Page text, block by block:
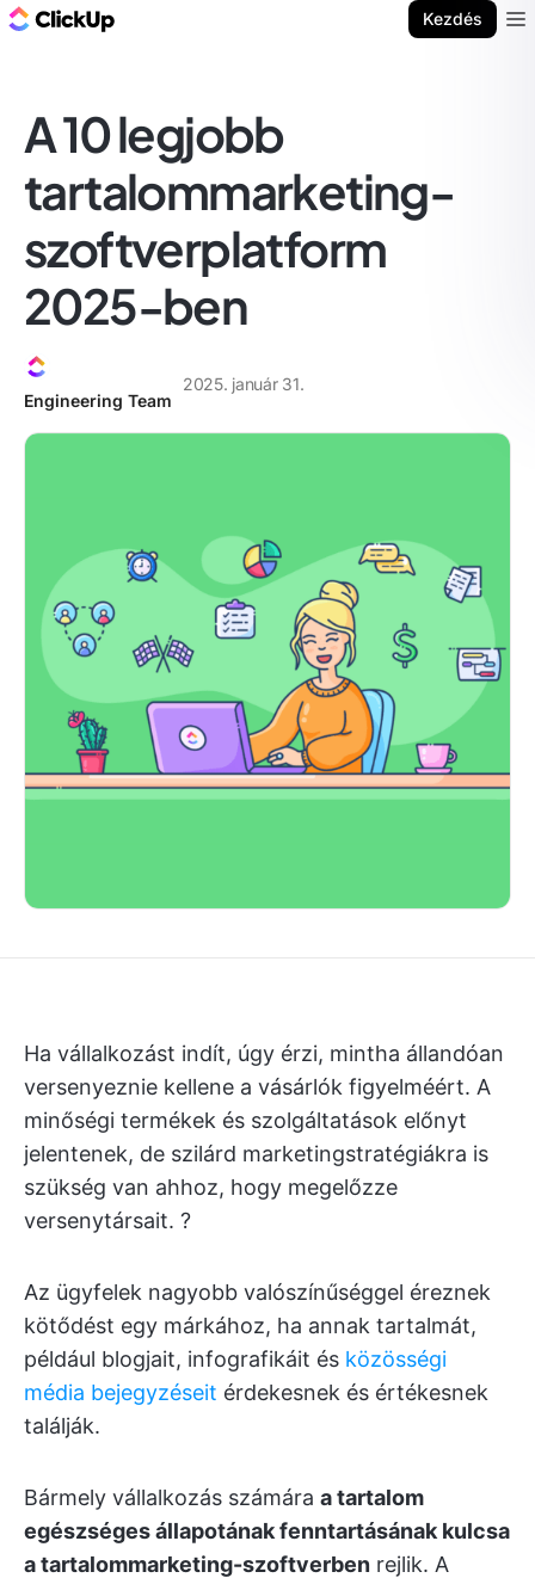
Kezdés
A 10 legjobb
tartalommarketing-
szoftverplatform
2025-ben
Engineering Team
2025. január 31.
Ha vállalkozást indít, úgy érzi, mintha állandóan
versenyeznie kellene a vásárlók figyelméért. A
minőségi termékek és szolgáltatások előnyt
jelentenek, de szilárd marketingstratégiákra is
szükség van ahhoz, hogy megelőzze
versenytársait. ?
Az ügyfelek nagyobb valószínűséggel éreznek
kötődést egy márkához, ha annak tartalmát,
például blogjait, infografikáit és közösségi
média bejegyzéseit érdekesnek és értékesnek
találják.
Bármely vállalkozás számára a tartalom
egészséges állapotának fenntartásának kulcsa
atartalommarketing-szoftverben rejlik. A